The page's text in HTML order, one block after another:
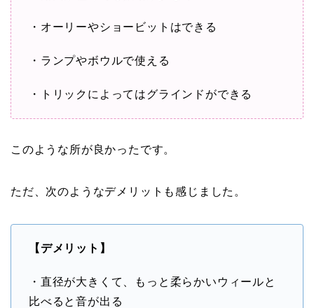
・オーリーやショービットはできる
・ランプやボウルで使える
・トリックによってはグラインドができる
このような所が良かったです。
ただ、次のようなデメリットも感じました。
【デメリット】
・直径が大きくて、もっと柔らかいウィールと
比べると音が出る